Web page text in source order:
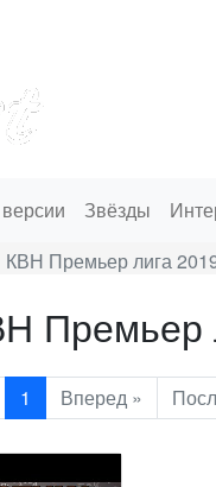
Звёзды
КВН Премьер лига
Премьер
1 Вперед »